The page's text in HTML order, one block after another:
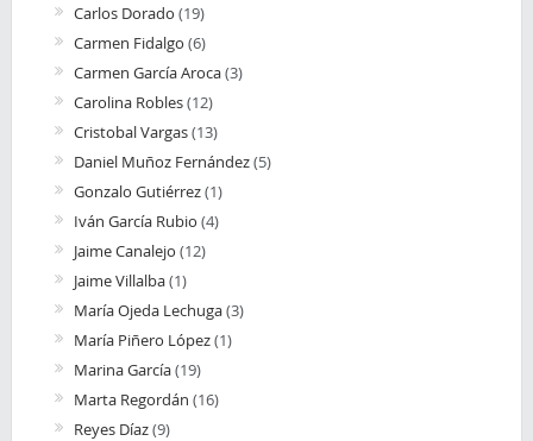
Carlos Dorado (19)
Carmen Fidalgo (6)
Carmen García Aroca(3)
Carolina Robles(12)
Cristobal Vargas(13)
Daniel Muñoz Fernández(5)
Gonzalo Gutiérrez(1)
Iván García Rubio (4)
Jaime Canalejo (12)
Jaime Villalba(1)
María Ojeda Lechuga(3)
María Piñero López(1)
Marina García(19)
Marta Regordán (16)
Reyes Díaz(9)